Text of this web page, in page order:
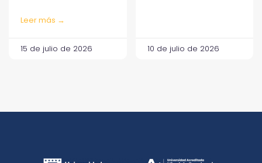
Leer más →
15 de julio de 2026 10 de julio de 2026